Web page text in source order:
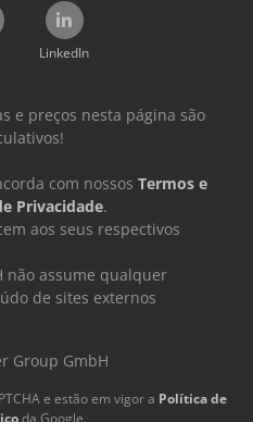
LinkedIn
e preços nesta página são
com nossos Termos e
Privacidade.
aos seus respectivos
não assume qualquer
de sites externos
Group GmbH
e estão em vigor a Política de